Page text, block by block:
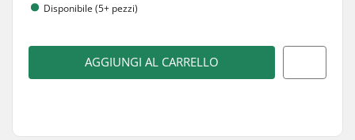
Disponibile (5+ pezzi)
AGGIUNGI AL CARRELLO